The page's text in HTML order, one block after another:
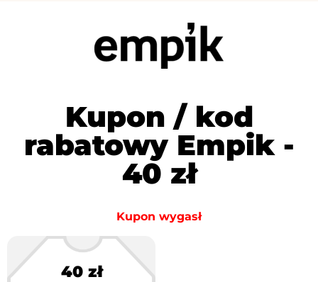
Kupon / kod
rabatowy Empik -
40 zł
Kupon wygasł
40 zł